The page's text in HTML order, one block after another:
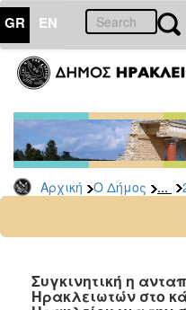
GR EN
Αρχική Ο Δήμος ...
ΔΗΜΟΣ
Δελτία
Τύπου
Αρχείο
2026
2024
2022
Συγκινητική η
Ηρακλειωτών στο